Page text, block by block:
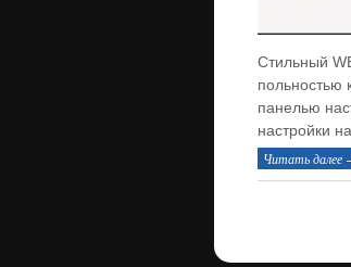
Стильный
польностью
панелью
настройки
Читать далее